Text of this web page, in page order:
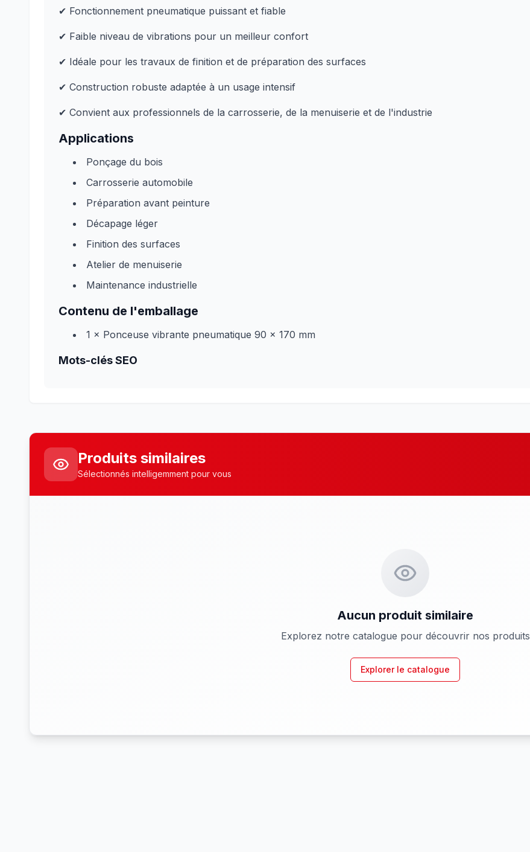
✔ Fonctionnement pneumatique puissant et fiable
✔ Faible niveau de vibrations pour un meilleur confort
✔ Idéale pour les travaux de finition et de préparation des surfaces
✔ Construction robuste adaptée à un usage intensif
✔ Convient aux professionnels de la carrosserie, de la menuiserie et de l'industrie
Applications
Ponçage du bois
Carrosserie automobile
Préparation avant peinture
Décapage léger
Finition des surfaces
Atelier de menuiserie
Maintenance industrielle
Contenu de l'emballage
1 × Ponceuse vibrante pneumatique 90 × 170 mm
Mots-clés SEO
Produits similaires
Sélectionnés intelligemment pour vous
Aucun produit similaire
Explorez notre catalogue pour découvrir nos produits
Explorer le catalogue